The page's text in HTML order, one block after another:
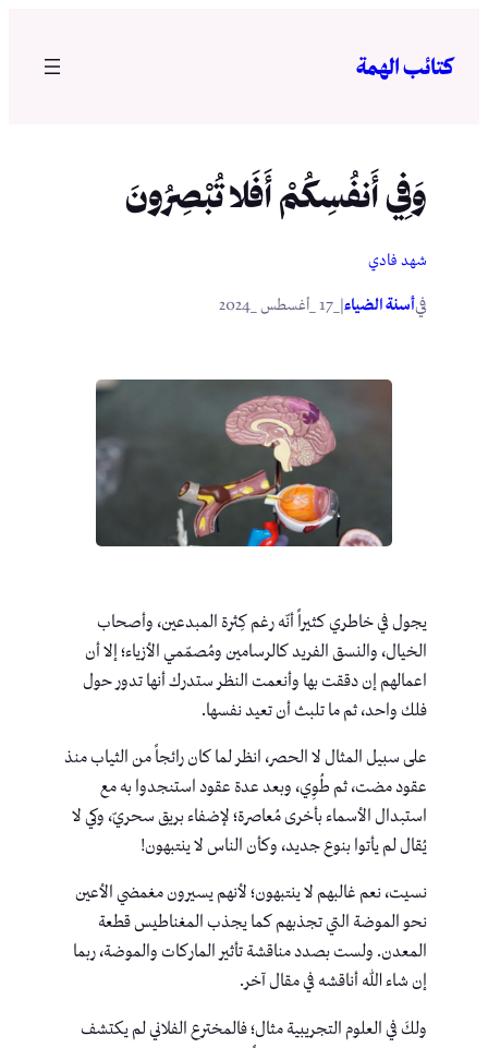
المحتوى
كتائب الهمة
وَفِي أَنفُسِكُمْ أَفَلا تُبْصِرُونَ
شهد فادي
فيأسنة الضياء
يجول في خاطري كثيراً أنّه رغم كِثرة المبدعين، وأصحاب
الخيال، والنسق الفريد كالرسامين ومُصمّمي الأزياء؛ إلا أن
اعمالهم إن دققت بها وأنعمت النظر ستدرك أنها تدور حول
فلك واحد، ثم ما تلبث أن تعيد نفسها.
على سبيل المثال لا الحصر، انظر لما كان رائجاً من الثياب منذ
عقود مضت، ثم طُوِي، وبعد عدة عقود استنجدوا به مع
استبدال الأسماء بأخرى مُعاصرة؛ لإضفاء بريق سحريّ، وكي لا
يُقال لم يأتوا بنوع جديد، وكأن الناس لا ينتبهون!
نسيت، نعم غالبهم لا ينتبهون؛ لأنهم يسيرون مغمضي الأعين
نحو الموضة التي تجذبهم كما يجذب المغناطيس قطعة
المعدن. ولست بصدد مناقشة تأثير الماركات والموضة، ربما
إن شاء الله أناقشه في مقال آخر.
ولكَ في العلوم التجريبية مثال؛ فالمخترع الفلاني لم يكتشف